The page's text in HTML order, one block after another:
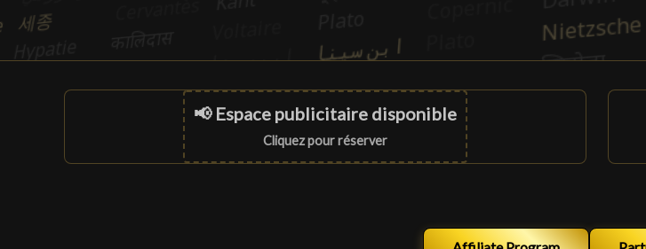
📢 Espace publicitaire disponible
Cliquez pour réserver